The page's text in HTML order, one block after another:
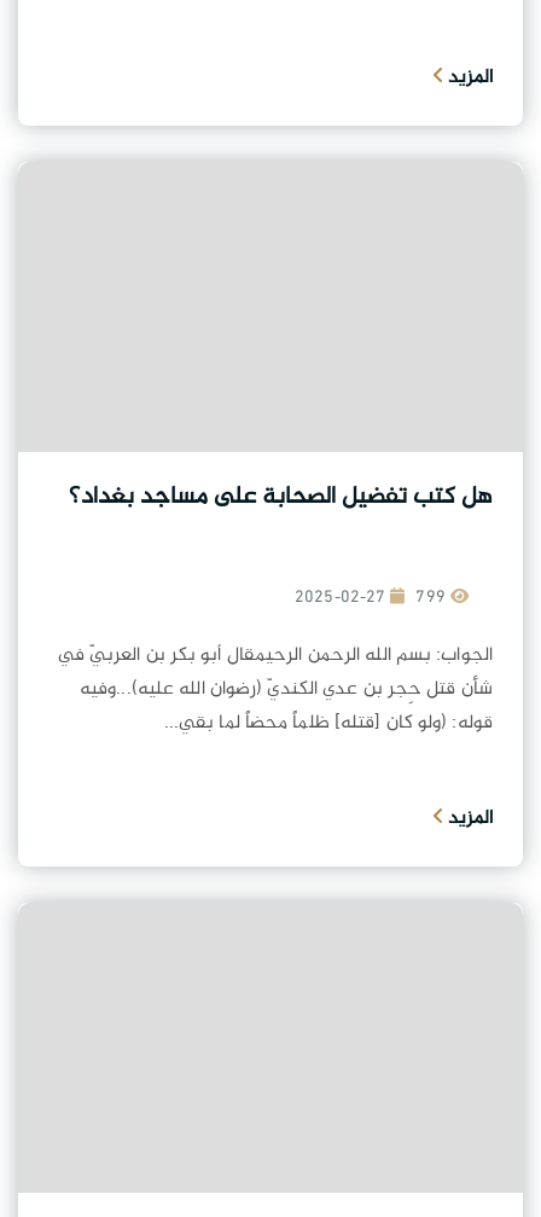
المزيد
هل كتب تفضيل الصحابة على مساجد بغداد؟
2025-02-27
الجواب: بسم الله الرحمن الرحيمقال أبو بكر بن العربيّ في
شأن قتل حِجر بن عدي الكنديّ (رضوان الله عليه)...وفيه
قوله: (ولو كان [قتله] ظلماً محضاً لما بقي...
المزيد